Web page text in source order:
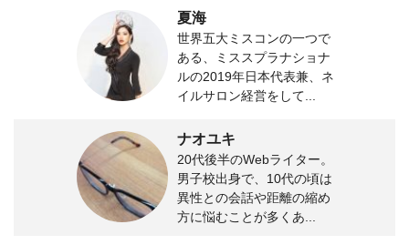
夏海
世界五大ミスコンの一つで
ある、ミススプラナショナ
ルの2019年日本代表兼、ネ
イルサロン経営をして...
ナオユキ
20代後半のWebライター。
男子校出身で、10代の頃は
異性との会話や距離の縮め
方に悩むことが多くあ...